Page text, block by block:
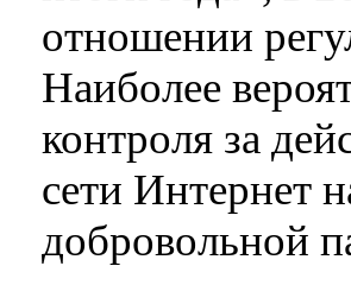
отношении
Наиболее
контроля за
сети Интернет
добровольной